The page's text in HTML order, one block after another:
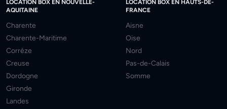
LOCATION BOX EN NOUVELLE-
AQUITAINE
Charente
Charente-Maritime
Corrèze
Creuse
Dordogne
Gironde
Landes
LOCATION BOX EN HAUTS-DE-
FRANCE
Aisne
Oise
Nord
Pas-de-Calais
Somme